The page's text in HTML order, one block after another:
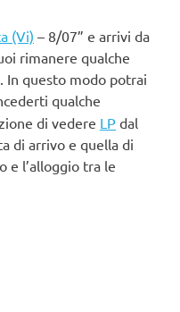
(Vi) – 8/07” e arrivi da
rimanere qualche
In questo modo potrai
qualche
di vedere LP dal
di arrivo e quella di
e l’alloggio tra le